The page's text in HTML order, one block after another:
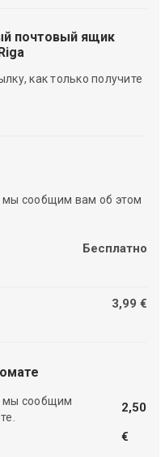
почтовый ящик
как только получите
мы сообщим вам об этом
Бесплатно
3,99 €
мы сообщим
2,50
€